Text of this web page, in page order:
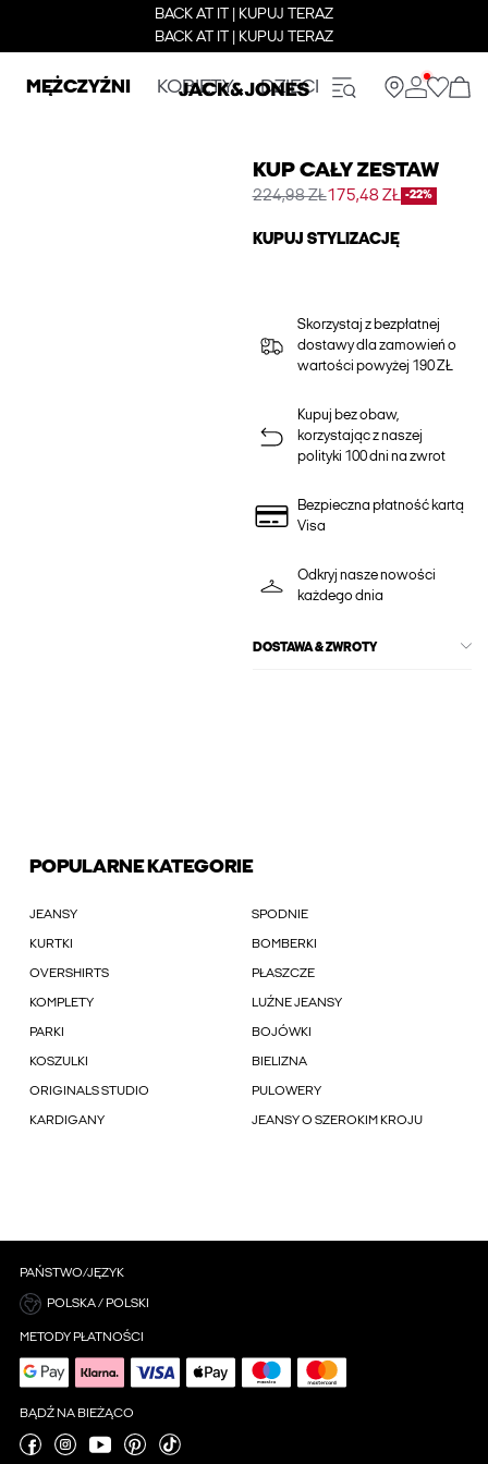
BACK AT IT | KUPUJ TERAZ
BACK AT IT | KUPUJ TERAZ
MĘŻCZYŹNI KOBIETY DZIECI
KUP CAŁY ZESTAW
224,98 ZŁ175,48 ZŁ -22%
KUPUJ STYLIZACJĘ
Skorzystaj z bezpłatnej
dostawy dla zamowień o
wartości powyżej 190 ZŁ
Kupuj bez obaw,
korzystając z naszej
polityki 100 dni na zwrot
Bezpieczna płatność kartą
Visa
Odkryj nasze nowości
każdego dnia
DOSTAWA & ZWROTY
POPULARNE KATEGORIE
JEANSY SPODNIE
KURTKI BOMBERKI
OVERSHIRTS PŁASZCZE
KOMPLETY LUŹNE JEANSY
PARKI BOJÓWKI
KOSZULKI BIELIZNA
ORIGINALS STUDIO PULOWERY
KARDIGANY JEANSY O SZEROKIM KROJU
PAŃSTWO/JĘZYK
POLSKA / POLSKI
METODY PŁATNOŚCI
BĄDŹ NA BIEŻĄCO